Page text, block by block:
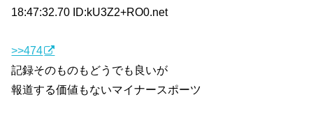
18:47:32.70 ID:kU3Z2+RO0.net
>>474
記録そのものもどうでも良いが
報道する価値もないマイナースポーツ